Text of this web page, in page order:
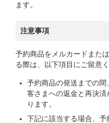
ます。
注意事項
予約商品をメルカードまた
る際は、以下項目にご留意く
予約商品の発送までの
客さまへの返金と再決
ります。
下記に該当する場合、